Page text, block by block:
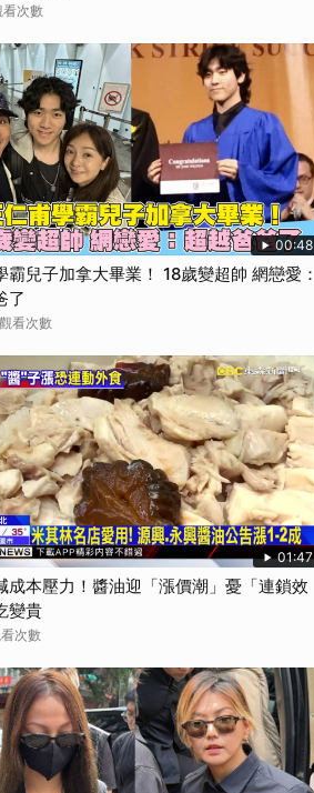
次數
00:48
霸兒子加拿大畢業！ 18歲變超帥 網戀愛：
了
看次數
01:47
成本壓力！醬油迎「漲價潮」憂「連鎖效
變貴
次數